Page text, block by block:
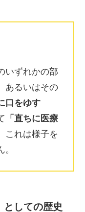
いずれかの部
あるいはその
口をゆす
「直ちに医療
これは様子を
としての歴史